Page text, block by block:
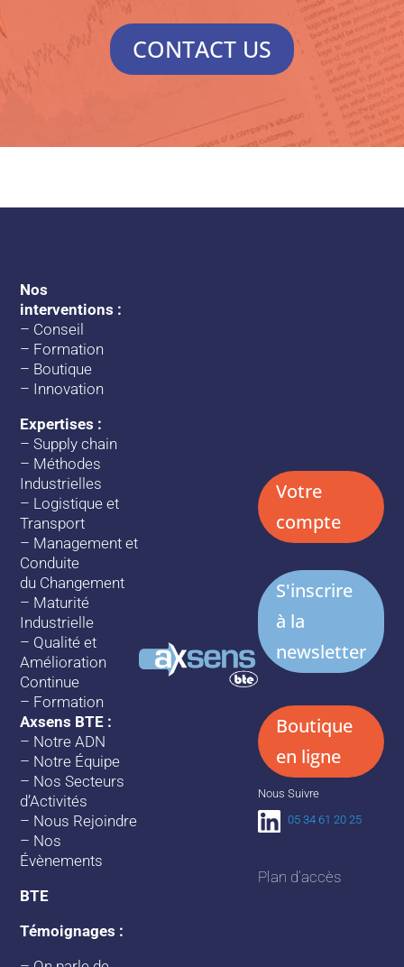
CONTACT US
Nos
interventions :
– Conseil
– Formation
– Boutique
– Innovation
Expertises :
–Supply chain
– Méthodes
Industrielles
– Logistique et
Transport
– Management et
Conduite
du Changement
– Maturité
Industrielle
– Qualité et
Amélioration
Continue
– Formation
Axsens BTE :
– Notre ADN
– Notre Équipe
– Nos Secteurs
d’Activités
– Nous Rejoindre
– Nos
Évènements
BTE
Témoignages :
Votre
compte
S'inscrire
à la
newsletter
Boutique
en ligne
Nous Suivre
05 34 61 20 25
Plan d’accès